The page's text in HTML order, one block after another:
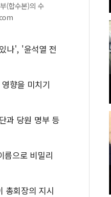
(합수본)의 수
나', '윤석열 전
향을 미치기
과 당원 명부 등
름으로 비밀리
총회장의 지시